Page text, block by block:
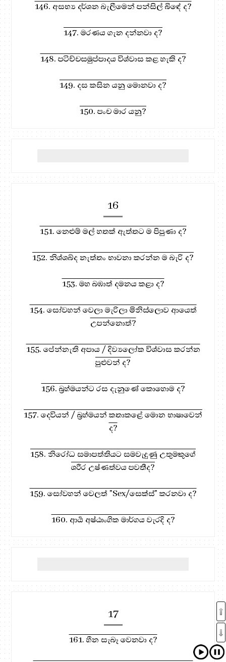
146. අසභ්‍ය දර්ශන බැලීමෙන් පන්සිල් බිඳේ ද?
147. මරණය ගැන දන්නවා ද?
148. පටිච්චසමුප්පාදය විශ්වාස කළ හැකි ද?
149. දස කසින යනු මොනවා ද?
150. පංච මාර යනු?
16
151. නෙළුම් මල් හතක් ඇත්තට ම පිපුණා ද?
152. නිශ්ශබ්ද නැත්තං භාවනා කරන්න ම බැරි ද?
153. මහ බඹාත් දමනය කළා ද?
154. සෝවහන් වෙලා මැරිලා මිනිස්ලොව ආයෙත්
උපන්නොත්?
155. පේන්නැති අපාය / දිව්‍යලෝක විශ්වාස කරන්න
පුළුවන් ද?
156. බ්‍රහ්මයන්ට රස දැනුණේ කොහොම ද?
157. දෙවියන් / බ්‍රහ්මයන් කතාකළේ මොන භාෂාවෙන්
ද?
158. නිරෝධ සමාපත්තියට සමවැදුණු උතුමකුගේ
ශරීර උෂ්ණත්වය පවතීද?
159. සෝවහන් වෙලත් "Sex/සෙක්ස්" කරනවා ද?
160. ආර්‍ය අෂ්ඨාංගික මාර්ගය වැරදි ද?
17
161. හීන සැබෑ වෙනවා ද?